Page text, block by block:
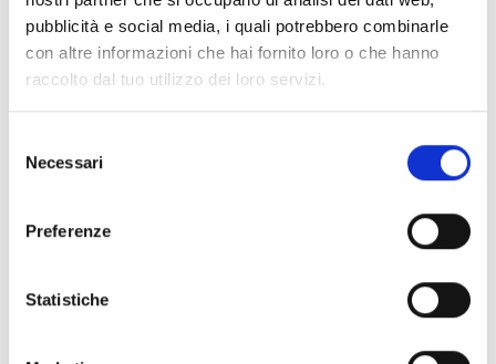
pubblicità e social media, i quali potrebbero combinarle
con altre informazioni che hai fornito loro o che hanno
raccolto dal tuo utilizzo dei loro servizi.
delNecessari
Preferenze
Statistiche
Accessori Basi EB00 - Materiali(47)
Accessori per test dei rivelatori - Materiali
Accessori rivelatori Enea
Accessori Senseware
Accessori Serie Industrial
Air2-Aria/W